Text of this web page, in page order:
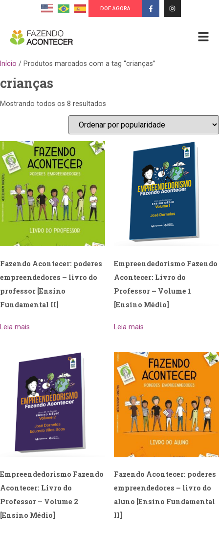
DOE AGORA
Início / Produtos marcados com a tag “crianças”
crianças
Mostrando todos os 8 resultados
Fazendo Acontecer: poderes
empreendedores – livro do
professor [Ensino
Fundamental II]
Leia mais
Empreendedorismo Fazendo
Acontecer: Livro do
Professor – Volume 1
[Ensino Médio]
Leia mais
Empreendedorismo Fazendo
Acontecer: Livro do
Professor – Volume 2
[Ensino Médio]
Fazendo Acontecer: poderes
empreendedores – livro do
aluno [Ensino Fundamental
II]